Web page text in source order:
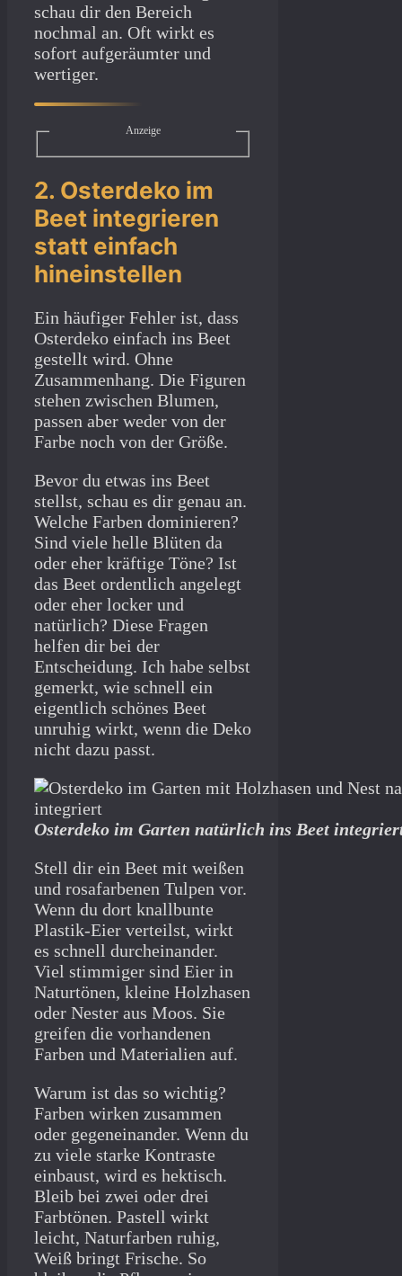
schau dir den Bereich
nochmal an. Oft wirkt es
sofort aufgeräumter und
wertiger.
Anzeige
2. Osterdeko im
Beet integrieren
statt einfach
hineinstellen
Ein häufiger Fehler ist, dass
Osterdeko einfach ins Beet
gestellt wird. Ohne
Zusammenhang. Die Figuren
stehen zwischen Blumen,
passen aber weder von der
Farbe noch von der Größe.
Bevor du etwas ins Beet
stellst, schau es dir genau an.
Welche Farben dominieren?
Sind viele helle Blüten da
oder eher kräftige Töne? Ist
das Beet ordentlich angelegt
oder eher locker und
natürlich? Diese Fragen
helfen dir bei der
Entscheidung. Ich habe selbst
gemerkt, wie schnell ein
eigentlich schönes Beet
unruhig wirkt, wenn die Deko
nicht dazu passt.
Osterdeko im Garten natürlich ins Beet
Stell dir ein Beet mit weißen
und rosafarbenen Tulpen vor.
Wenn du dort knallbunte
Plastik-Eier verteilst, wirkt
es schnell durcheinander.
Viel stimmiger sind Eier in
Naturtönen, kleine Holzhasen
oder Nester aus Moos. Sie
greifen die vorhandenen
Farben und Materialien auf.
Warum ist das so wichtig?
Farben wirken zusammen
oder gegeneinander. Wenn du
zu viele starke Kontraste
einbaust, wird es hektisch.
Bleib bei zwei oder drei
Farbtönen. Pastell wirkt
leicht, Naturfarben ruhig,
Weiß bringt Frische. So